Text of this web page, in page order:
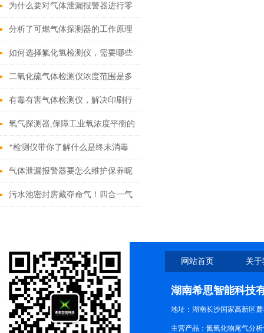
应对
为什么要对气体泄漏报警器进行零
点校准
分析了可燃气体探测器的工作原理
和设备故障原因
如何选择氟化氢检测仪，需要哪些
认证？
二氧化硫气体检测仪浓度范围是多
少？
有毒有害气体检测仪，解决印刷行
业“隐形杀手”问题
氧气探测器,保障工业氧浓度平衡的
关键设备
*检测仪带你了解什么是终末消毒
气体泄漏报警器要怎么维护保养呢
污水池密封房藏夺命气！四合一气
网站首页 关
湖南希思智能科技
地址：湖南长沙国家高新区
主营产品：氮氧化物尾气分